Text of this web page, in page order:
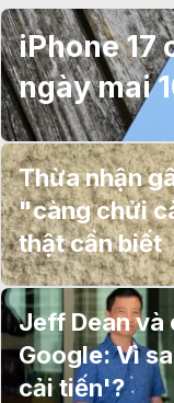
iPhone 17
ngày mai
Thừa nhận
"càng chửi
thật cần biết
Jeff Dean
Google: Vì
cải tiến'?